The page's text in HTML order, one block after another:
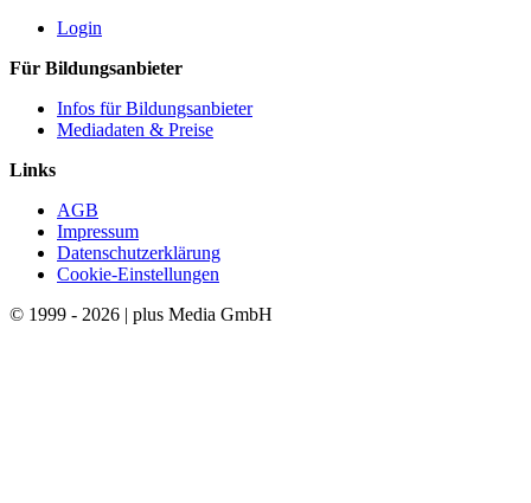
Login
Für Bildungsanbieter
Infos für Bildungsanbieter
Mediadaten & Preise
Links
AGB
Impressum
Datenschutzerklärung
Cookie-Einstellungen
© 1999 - 2026 | plus Media GmbH